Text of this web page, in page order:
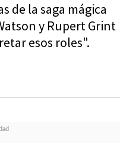
de la saga mágica
y Rupert Grint
esos roles".